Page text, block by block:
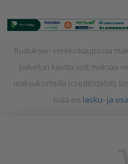
Ruduksen verkkokaupassa
palvelun kautta voit maksaa
maksukorteilla (credit/debit),
lisää eri lasku- ja